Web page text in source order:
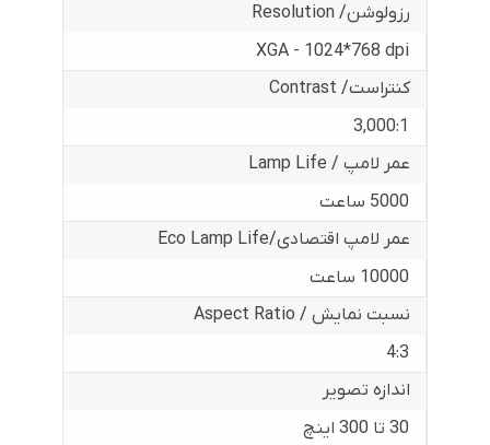
رزولوشن/ Resolution
XGA - 1024*768 dpi
کنتراست/ Contrast
3,000:1
عمر لامپ / Lamp Life
5000 ساعت
عمر لامپ اقتصادی/Eco Lamp Life
10000 ساعت
نسبت نمایش / Aspect Ratio
4:3
اندازه تصویر
30 تا 300 اینچ